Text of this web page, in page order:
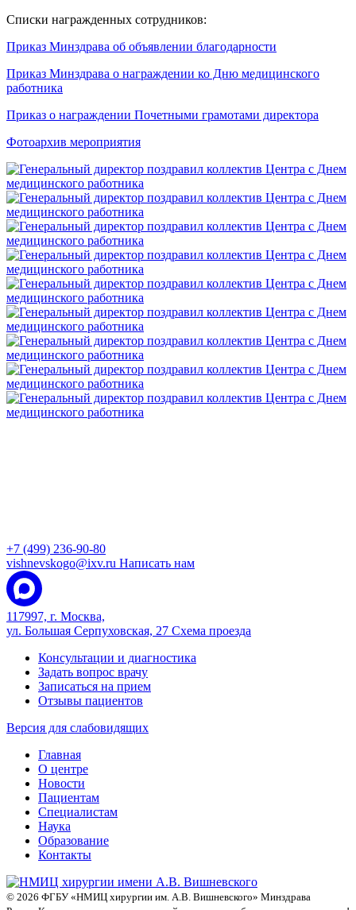
Списки награжденных сотрудников:
Приказ Минздрава об объявлении благодарности
Приказ Минздрава о награждении ко Дню медицинского
работника
Приказ о награждении Почетными грамотами директора
Фотоархив мероприятия
+7 (499) 236-90-80
vishnevskogo@ixv.ru Написать нам
117997, г. Москва,
ул. Большая Серпуховская, 27 Схема проезда
Консультации и диагностика
Задать вопрос врачу
Записаться на прием
Отзывы пациентов
Версия для слабовидящих
Главная
О центре
Новости
Пациентам
Специалистам
Наука
Образование
Контакты
© 2026 ФГБУ «НМИЦ хирургии им. А.В. Вишневского» Минздрава